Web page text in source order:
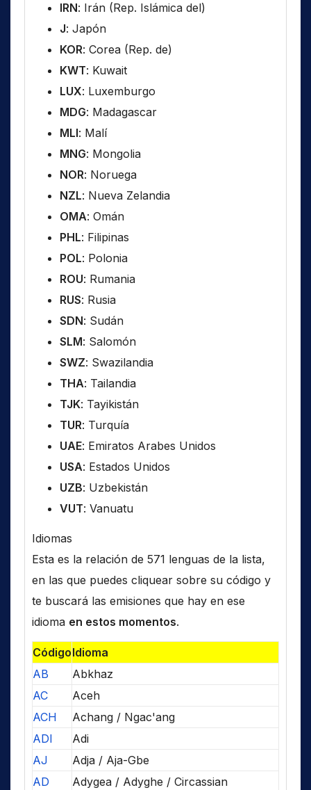
IRN: Irán (Rep. Islámica del)
J: Japón
KOR: Corea (Rep. de)
KWT: Kuwait
LUX: Luxemburgo
MDG: Madagascar
MLI: Malí
MNG: Mongolia
NOR: Noruega
NZL: Nueva Zelandia
OMA: Omán
PHL: Filipinas
POL: Polonia
ROU: Rumania
RUS: Rusia
SDN: Sudán
SLM: Salomón
SWZ: Swazilandia
THA: Tailandia
TJK: Tayikistán
TUR: Turquía
UAE: Emiratos Arabes Unidos
USA: Estados Unidos
UZB: Uzbekistán
VUT: Vanuatu
Idiomas
Esta es la relación de 571 lenguas de la lista,
en las que puedes cliquear sobre su código y
te buscará las emisiones que hay en ese
idioma en estos momentos.
CódigoIdioma
AB
Abkhaz
AC
Aceh
ACH
Achang / Ngac'ang
ADI
Adi
AJ
Adja / Aja-Gbe
AD
Adygea / Adyghe / Circassian